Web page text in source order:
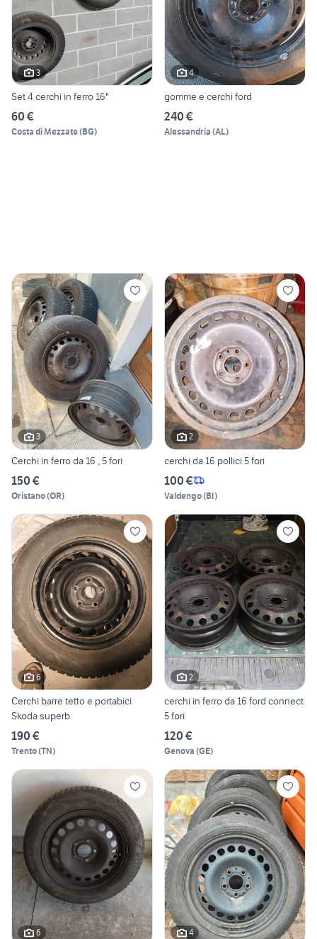
3
Set 4 cerchi in ferro 16"
60 €
Costa di Mezzate(BG)
4
gomme e cerchi ford
240 €
Alessandria (AL)
3
Cerchi in ferro da 16 , 5 fori
150 €
Oristano(OR)
2
cerchi da 16 pollici 5 fori
100 €
Valdengo(BI)
6
Cerchi barre tetto e portabici
Skoda superb
190 €
Trento(TN)
2
cerchi in ferro da 16 ford connect
5 fori
120 €
Genova (GE)
6 4